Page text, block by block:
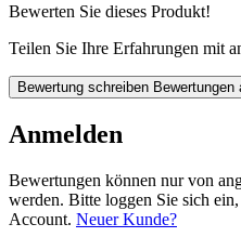
Bewerten Sie dieses Produkt!
Teilen Sie Ihre Erfahrungen mit
Bewertung schreiben Bewertungen
Anmelden
Bewertungen können nur von
werden. Bitte loggen Sie sich
Account. Neuer Kunde?